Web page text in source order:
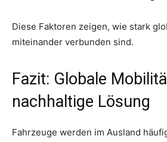
Diese Faktoren zeigen, wie stark
miteinander verbunden sind.
Fazit: Globale
nachhaltige Lösung
Fahrzeuge werden im Ausland